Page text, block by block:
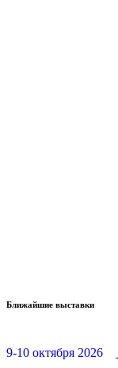
Ближайшие выставки
9-10 октября 2026